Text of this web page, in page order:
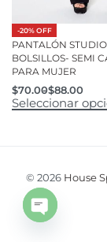
-20% OFF
PANTALÓN
BOLSILLOS- SEMI
PARA MUJER
$70.00$88.00
Seleccionar
© 2026 House
Open